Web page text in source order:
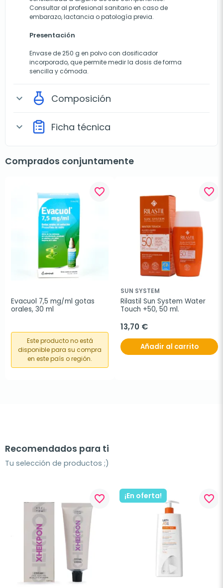
Consultar al profesional sanitario en caso de
embarazo, lactancia o patología previa.
Presentación
Envase de 250 g en polvo con dosificador
incorporado, que permite medir la dosis de forma
sencilla y cómoda.
expand_more Composición
expand_more Ficha técnica
Comprados conjuntamente
favorite_border
Evacuol 7,5 mg/ml gotas
orales, 30 ml
Este producto no está
disponible para su compra
en este país o región.
favorite_border
SUN SYSTEM
Rilastil Sun System Water
Touch +50, 50 ml.
13,70 €
Añadir al carrito
Recomendados para ti
Tu selección de productos ;)
favorite_border ¡En oferta! favorite_border